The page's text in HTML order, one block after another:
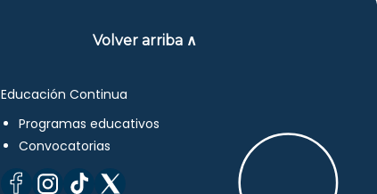
Volver arriba ∧
Educación Continua
Programas educativos
Convocatorias